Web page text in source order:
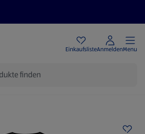
EinkaufslisteAnmeldenMenu